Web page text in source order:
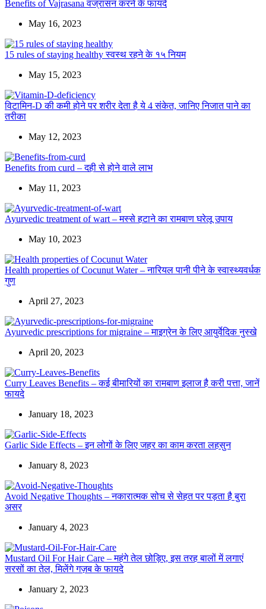
Benefits of Vajrasana वज्रासन करने के फायदे
May 16, 2023
15 rules of staying healthy स्वस्थ रहने के १५ नियम
May 15, 2023
विटामिन-D की कमी होने पर शरीर देता है ये 4 संकेत, जानिए निजात पाने का
तरीका
May 12, 2023
Benefits from curd – दही से होने वाले लाभ
May 11, 2023
Ayurvedic treatment of wart – मस्से हटाने का रामबाण घरेलू उपाय
May 10, 2023
Health properties of Cocunut Water – नारियल पानी पीने के स्वास्थ्यवर्धक
गुण
April 27, 2023
Ayurvedic prescriptions for migraine – माइग्रेन के लिए आयुर्वेदिक नुस्खे
April 20, 2023
Curry Leaves Benefits – कई बीमारियों का रामबाण इलाज है करी पत्ता, जानें
फायदे
January 18, 2023
Garlic Side Effects – इन लोगों के लिए जहर का काम करता लहसुन
January 8, 2023
Avoid Negative Thoughts – नकारात्मक सोच से सेहत पर पड़ता है बुरा
असर
January 4, 2023
Mustard Oil For Hair Care – महंगे तेल छोड़िए, इस तरह बालों में लगाएं
सरसों का तेल, मिलेंगे गज़ब के फायदे
January 2, 2023